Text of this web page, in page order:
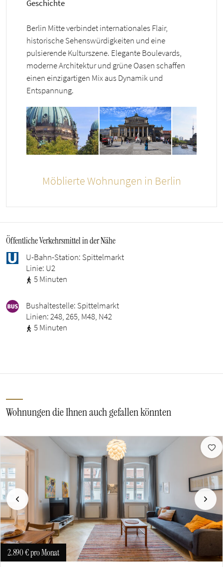
Geschichte
Berlin Mitte verbindet internationales Flair,
historische Sehenswürdigkeiten und eine
pulsierende Kulturszene. Elegante Boulevards,
moderne Architektur und grüne Oasen schaffen
einen einzigartigen Mix aus Dynamik und
Entspannung.
Möblierte Wohnungen in Berlin
Öffentliche Verkehrsmittel in der Nähe
U-Bahn-Station: Spittelmarkt
Linie: U2
5 Minuten
Bushaltestelle: Spittelmarkt
Linien: 248, 265, M48, N42
5 Minuten
Wohnungen die Ihnen auch gefallen könnten
Vorherige
2.890 €pro Monat